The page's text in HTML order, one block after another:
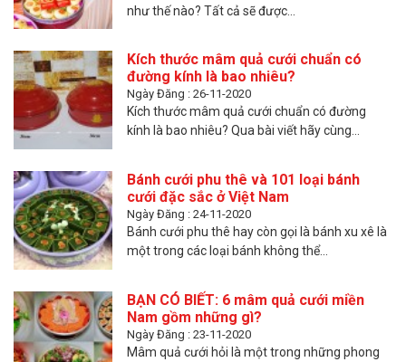
như thế nào? Tất cả sẽ được...
Kích thước mâm quả cưới chuẩn có
đường kính là bao nhiêu?
Ngày Đăng : 26-11-2020
Kích thước mâm quả cưới chuẩn có đường
kính là bao nhiêu? Qua bài viết hãy cùng...
Bánh cưới phu thê và 101 loại bánh
cưới đặc sắc ở Việt Nam
Ngày Đăng : 24-11-2020
Bánh cưới phu thê hay còn gọi là bánh xu xê là
một trong các loại bánh không thể...
BẠN CÓ BIẾT: 6 mâm quả cưới miền
Nam gồm những gì?
Ngày Đăng : 23-11-2020
Mâm quả cưới hỏi là một trong những phong